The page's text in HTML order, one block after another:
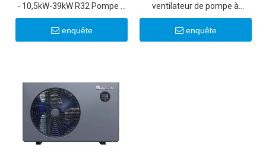
- 10,5kW-39kW R32 Pompe à
chaleur pour les piscines
enquête
ventilateur de pompe à
chaleur à haute efficacité -
Solutions de chauffage et de
refroidissement
enquête